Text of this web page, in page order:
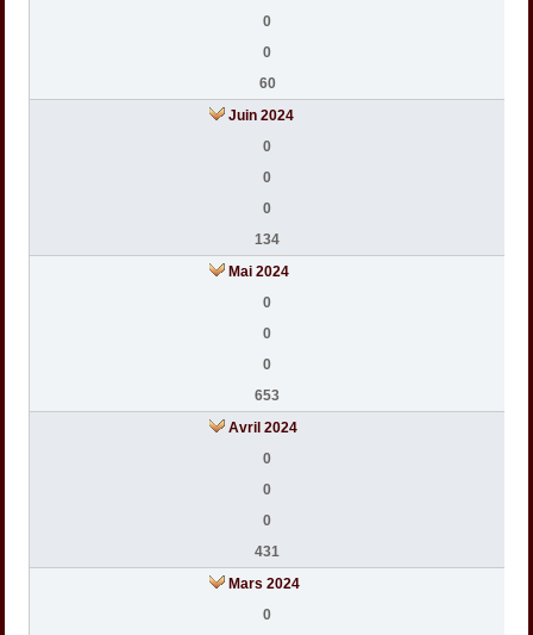
0
0
60
Juin 2024
0
0
0
134
Mai 2024
0
0
0
653
Avril 2024
0
0
0
431
Mars 2024
0